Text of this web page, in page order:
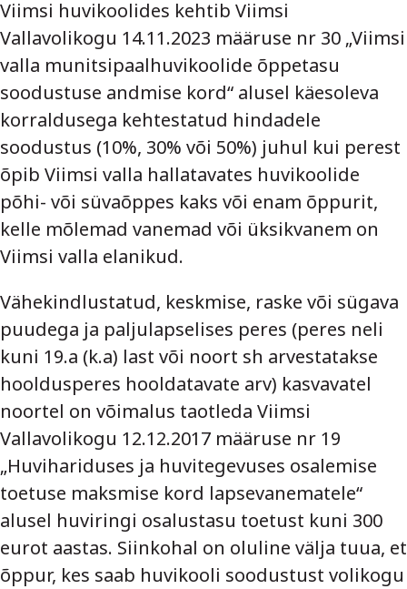
Viimsi huvikoolides kehtib Viimsi
Vallavolikogu 14.11.2023 määruse nr 30 „Viimsi
valla munitsipaalhuvikoolide õppetasu
soodustuse andmise kord“ alusel käesoleva
korraldusega kehtestatud hindadele
soodustus (10%, 30% või 50%) juhul kui perest
õpib Viimsi valla hallatavates huvikoolide
põhi- või süvaõppes kaks või enam õppurit,
kelle mõlemad vanemad või üksikvanem on
Viimsi valla elanikud.
Vähekindlustatud, keskmise, raske või sügava
puudega ja paljulapselises peres (peres neli
kuni 19.a (k.a) last või noort sh arvestatakse
hooldusperes hooldatavate arv) kasvavatel
noortel on võimalus taotleda Viimsi
Vallavolikogu 12.12.2017 määruse nr 19
„Huvihariduses ja huvitegevuses osalemise
toetuse maksmise kord lapsevanematele“
alusel huviringi osalustasu toetust kuni 300
eurot aastas. Siinkohal on oluline välja tuua, et
õppur, kes saab huvikooli soodustust volikogu